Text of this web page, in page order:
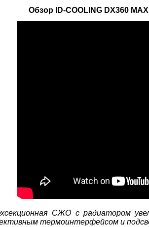
Обзор ID-COOLING DX360
СЖО с радиатором
термоинтерфейсом и